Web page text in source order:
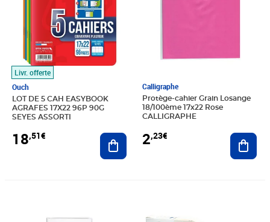
Livr. offerte
Ouch
LOT DE 5 CAH EASYBOOK
AGRAFES 17X22 96P 90G
SEYES ASSORTI
18,51€ Ajouter au panier
Calligraphe
Protège-cahier Grain Losange
18/100ème 17x22 Rose
CALLIGRAPHE
2,23€